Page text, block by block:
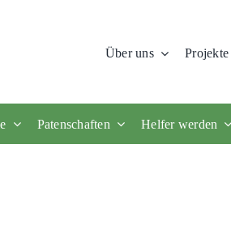
Über uns Projekte
Patenschaften Helfer werden